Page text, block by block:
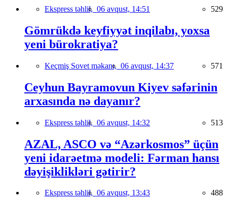
Ekspress təhlil, 06 avqust, 14:51 529
Gömrükdə keyfiyyət inqilabı, yoxsa
yeni bürokratiya?
Keçmiş Sovet məkanı, 06 avqust, 14:37 571
Ceyhun Bayramovun Kiyev səfərinin
arxasında nə dayanır?
Ekspress təhlil, 06 avqust, 14:32 513
AZAL, ASCO və “Azərkosmos” üçün
yeni idarəetmə modeli: Fərman hansı
dəyişiklikləri gətirir?
Ekspress təhlil, 06 avqust, 13:43 488